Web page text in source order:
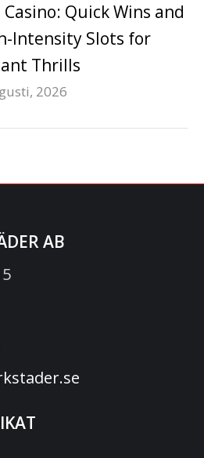
Quick Wins and
Intensity Slots for
Thrills
2026
AB